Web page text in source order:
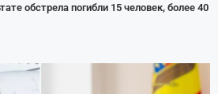
обстрела погибли 15 человек, более 40